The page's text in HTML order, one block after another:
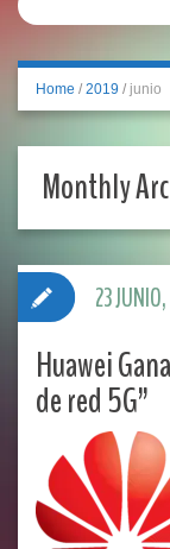
Home / 2019 / junio
Monthly
Huawei
de red 5G”
23